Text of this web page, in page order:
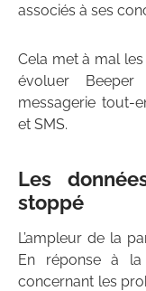
associés à ses
Cela met à mal
évoluer
messagerie tout-
et SMS.
Les
stoppé
L’ampleur de la
En réponse à la
concernant les